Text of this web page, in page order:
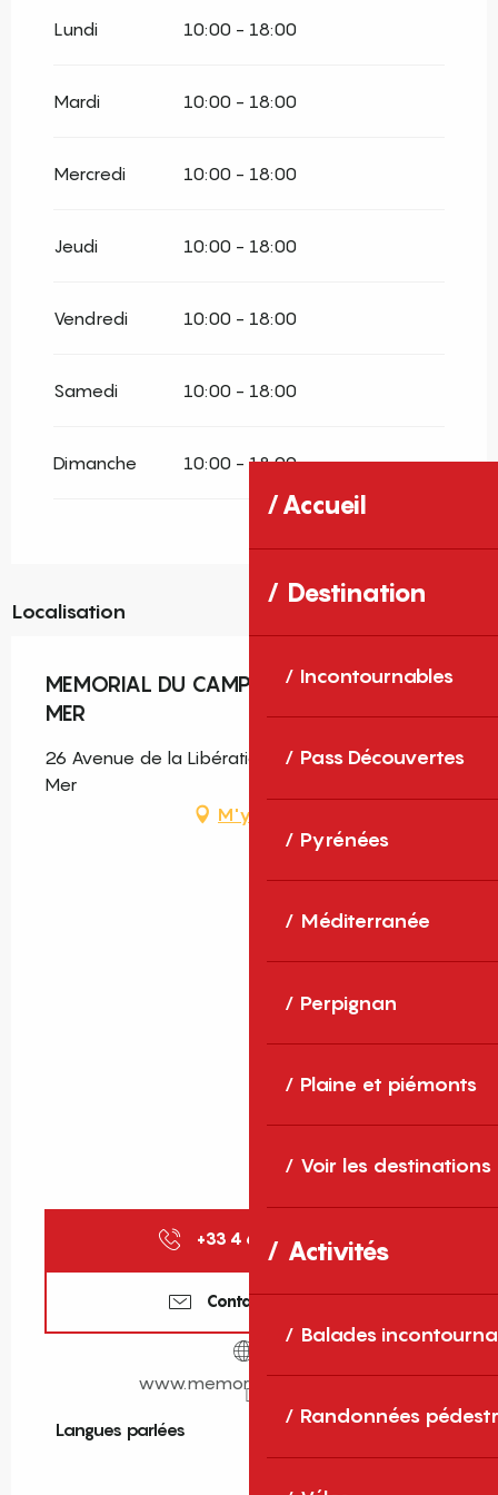
Accueil
Destination
Incontournables
Pass Découvertes
Pyrénées
Méditerranée
Perpignan
Plaine et piémonts
Voir les destinations
Activités
Balades
Randonnées
Lundi 10:00 - 18:00
Mardi 10:00 - 18:00
Mercredi 10:00 - 18:00
Jeudi 10:00 - 18:00
Vendredi 10:00 - 18:00
Samedi 10:00 - 18:00
Dimanche 10:00 - 18:00
Localisation
MEMORIAL DU CAMP D'ARGELES SUR
MER
26 Avenue de la Libération, 66700 Argelès-sur-
Mer
M'y rendre
+33 4 68 95 85 ▒▒
Contactez-nous
www.memorial-argeles.eu
Langues parlées
Langues parlées